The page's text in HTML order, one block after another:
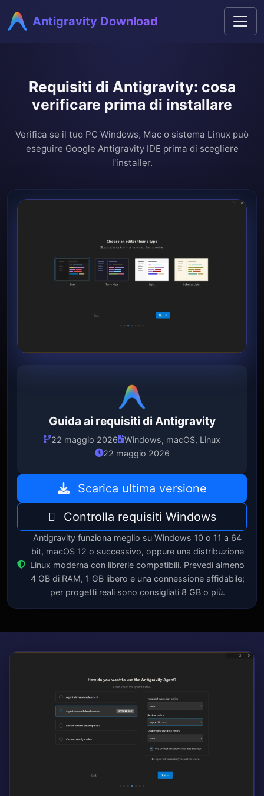
Antigravity Download
Requisiti di Antigravity: cosa
verificare prima di installare
Verifica se il tuo PC Windows, Mac o sistema Linux può
eseguire Google Antigravity IDE prima di scegliere
l'installer.
Guida ai requisiti di Antigravity
22 maggio 2026
Windows, macOS, Linux
22 maggio 2026
Scarica ultima versione
Controlla requisiti Windows
Antigravity funziona meglio su Windows 10 o 11 a 64
bit, macOS 12 o successivo, oppure una distribuzione
Linux moderna con librerie compatibili. Prevedi almeno
4 GB di RAM, 1 GB libero e una connessione affidabile;
per progetti reali sono consigliati 8 GB o più.